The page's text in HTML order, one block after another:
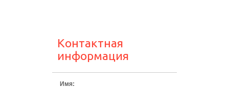
Контактная
информация
Имя: